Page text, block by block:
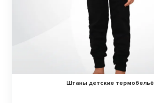
Штаны детские термобельё